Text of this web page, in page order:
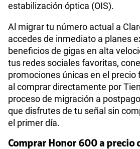
estabilización óptica (OIS).
Al migrar tu número actual a
accedes de inmediato a planes
beneficios de gigas en alta
tus redes sociales favoritas,
promociones únicas en el precio
al comprar directamente por
proceso de migración a
que disfrutes de tu señal sin
el primer día.
Comprar Honor 600 a precio